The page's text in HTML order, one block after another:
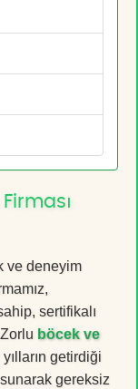
ve deneyim
sertifikalı
böcek ve
getirdiği
gereksiz